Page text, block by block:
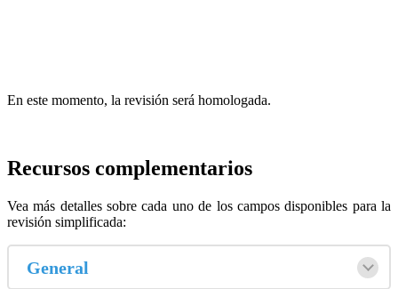
En este momento, la revisión será homologada.
Recursos complementarios
Vea más detalles sobre cada uno de los campos disponibles para la
revisión simplificada:
General